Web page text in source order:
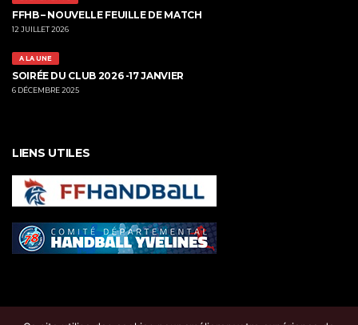
FFHB – NOUVELLE FEUILLE DE MATCH
12 JUILLET 2026
A LA UNE
SOIRÉE DU CLUB 2026 -17 JANVIER
6 DÉCEMBRE 2025
LIENS UTILES